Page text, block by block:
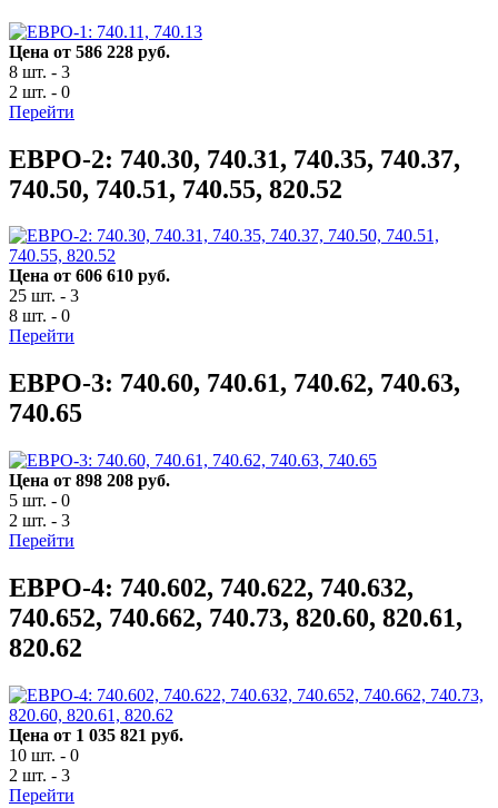
Цена от 586 228 руб.
8 шт. - 3
2 шт. - 0
Перейти
ЕВРО-2: 740.30, 740.31, 740.35, 740.37,
740.50, 740.51, 740.55, 820.52
Цена от 606 610 руб.
25 шт. - 3
8 шт. - 0
Перейти
ЕВРО-3: 740.60, 740.61, 740.62, 740.63,
740.65
Цена от 898 208 руб.
5 шт. - 0
2 шт. - 3
Перейти
ЕВРО-4: 740.602, 740.622, 740.632,
740.652, 740.662, 740.73, 820.60, 820.61,
820.62
Цена от 1 035 821 руб.
10 шт. - 0
2 шт. - 3
Перейти